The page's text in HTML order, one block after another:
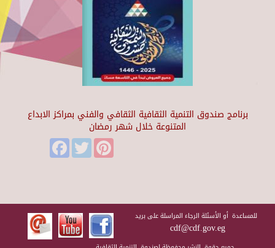
برنامج صندوق التنمية الثقافية الثقافي والفني بمراكز الابداع
المتنوعة خلال شهر رمضان
FacebookTwitter
للمساعدة أو الأسئلة الرجاء المراسلة على بريد
cdf@cdf.gov.eg